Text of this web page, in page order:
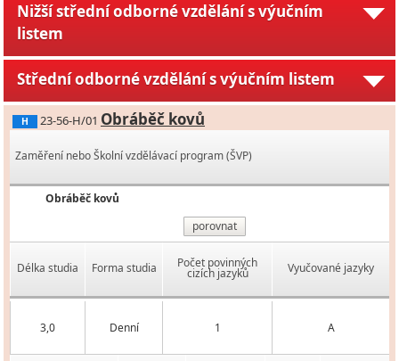
Nižší střední odborné vzdělání s výučním
listem
Střední odborné vzdělání s výučním listem
H 23-56-H/01 Obráběč kovů
Zaměření nebo Školní vzdělávací program (ŠVP)
Obráběč kovů
porovnat
Délka studia Forma studia Počet povinných
cizích jazyků Vyučované jazyky
3,0 Denní 1 A